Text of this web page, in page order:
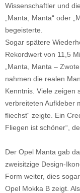
Wissenschaftler und
„Manta, Manta“ oder
begeisterte.
Sogar spätere
Rekordwert von 11,5
„Manta, Manta –
nahmen die realen
Kenntnis. Viele zeigen
verbreiteten Aufkleber
fliechst“ zeigte. Ein
Fliegen ist schöner“,
Der Opel Manta gab
zweisitzige Design-
Form weiter, dies
Opel Mokka B zeigt.